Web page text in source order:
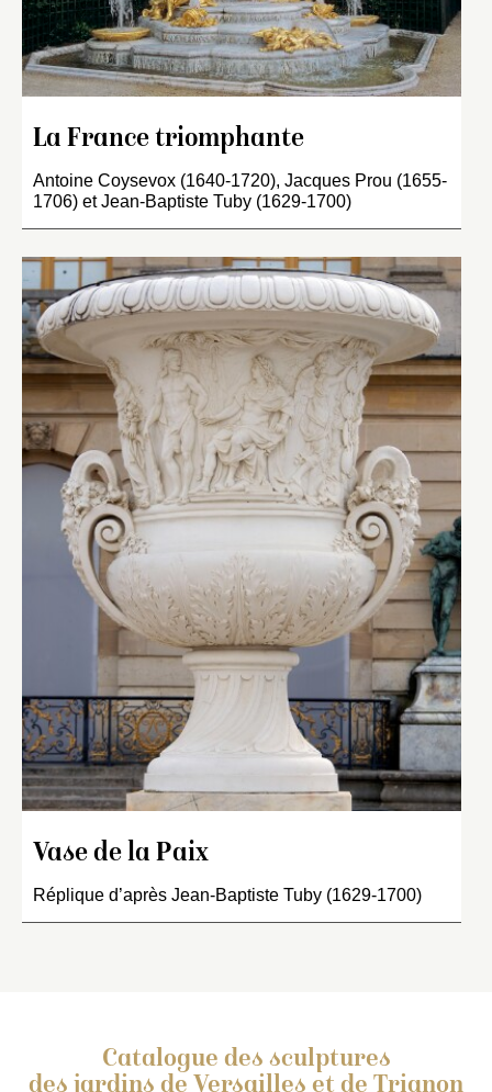
La France triomphante
Antoine Coysevox (1640-1720), Jacques Prou (1655-
1706) et Jean-Baptiste Tuby (1629-1700)
Vase de la Paix
Réplique d’après Jean-Baptiste Tuby (1629-1700)
Catalogue des sculptures
des jardins de Versailles et de Trianon